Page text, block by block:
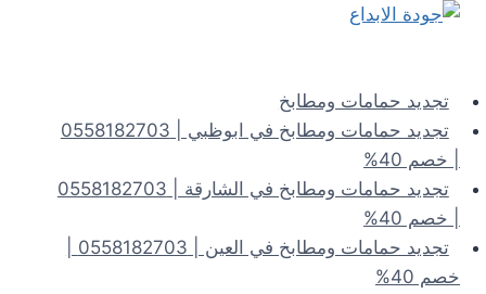
التجاوز
تجديد حمامات ومطابخ
تجديد حمامات ومطابخ في ابوظبي | 0558182703
| خصم 40%
تجديد حمامات ومطابخ في الشارقة | 0558182703
| خصم 40%
خصم 40%